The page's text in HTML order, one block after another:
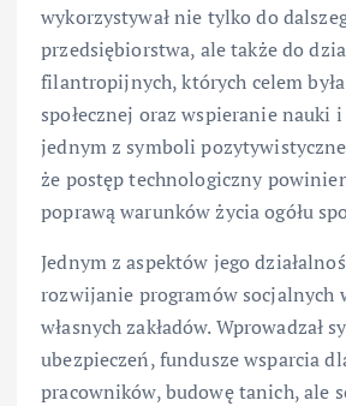
wykorzystywał nie tylko do
przedsiębiorstwa, ale także do
filantropijnych, których celem
społecznej oraz wspieranie nauki i
jednym z symboli
że postęp technologiczny
poprawą warunków życia ogółu
Jednym z aspektów jego
rozwijanie programów socjalnych
własnych zakładów. Wprowadzał
ubezpieczeń, fundusze wsparcia
pracowników, budowę tanich, ale